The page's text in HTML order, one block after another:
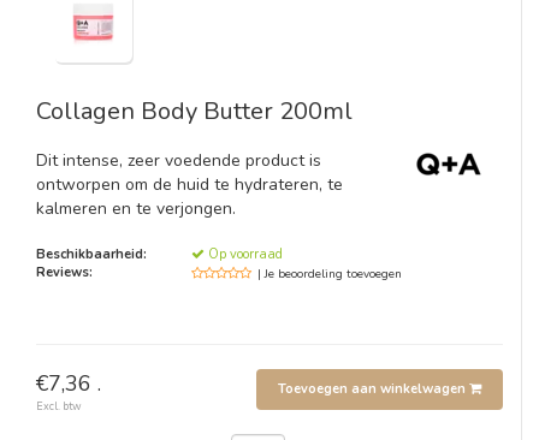
Collagen Body Butter 200ml
Dit intense, zeer voedende product is
ontworpen om de huid te hydrateren, te
kalmeren en te verjongen.
Beschikbaarheid:
Op voorraad
Reviews:
| Je beoordeling toevoegen
€7,36 .
Excl. btw
Toevoegen aan winkelwagen